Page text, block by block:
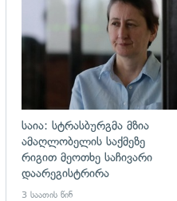
საია: სტრასბურგმა მზია
ამაღლობელის საქმეზე
რიგით მეოთხე საჩივარი
დაარეგისტრირა
3 საათის წინ